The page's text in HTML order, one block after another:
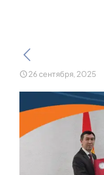
26 сентября, 2025